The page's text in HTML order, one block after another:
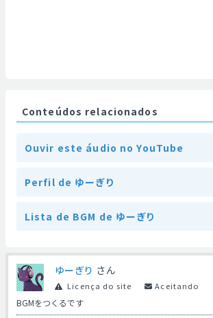
Conteúdos relacionados
Ouvir este áudio no YouTube
Perfil de ゆーぎり
Lista de BGM de ゆーぎり
ゆーぎり さん
Licença do site Aceitando
BGMをつくるです